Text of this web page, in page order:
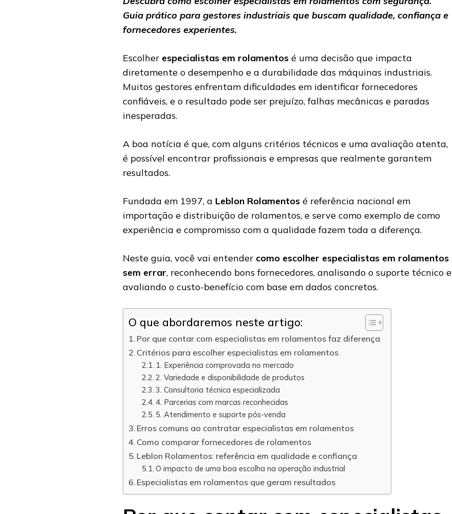
Guia prático para gestores industriais que buscam qualidade, confiança e
fornecedores experientes.
Escolher especialistas em rolamentos é uma decisão que impacta
diretamente o desempenho e a durabilidade das máquinas industriais.
Muitos gestores enfrentam dificuldades em identificar fornecedores
confiáveis, e o resultado pode ser prejuízo, falhas mecânicas e paradas
inesperadas.
A boa notícia é que, com alguns critérios técnicos e uma avaliação atenta,
é possível encontrar profissionais e empresas que realmente garantem
resultados.
Fundada em 1997, a Leblon Rolamentos é referência nacional em
importação e distribuição de rolamentos, e serve como exemplo de como
experiência e compromisso com a qualidade fazem toda a diferença.
Neste guia, você vai entender como escolher especialistas em rolamentos
sem errar, reconhecendo bons fornecedores, analisando o suporte técnico e
avaliando o custo-benefício com base em dados concretos.
O que abordaremos neste artigo:
Por que contar com especialistas em rolamentos faz diferença
Critérios para escolher especialistas em rolamentos
1. Experiência comprovada no mercado
2. Variedade e disponibilidade de produtos
3. Consultoria técnica especializada
4. Parcerias com marcas reconhecidas
5. Atendimento e suporte pós-venda
Erros comuns ao contratar especialistas em rolamentos
Como comparar fornecedores de rolamentos
Leblon Rolamentos: referência em qualidade e confiança
O impacto de uma boa escolha na operação industrial
Especialistas em rolamentos que geram resultados